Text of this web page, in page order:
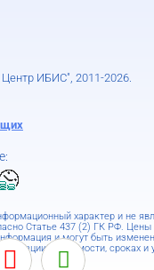
ИБИС", 2011-2026.
характер и не
Статье 437 (2) ГК РФ. Цены
и могут быть
о стоимости, сроках и